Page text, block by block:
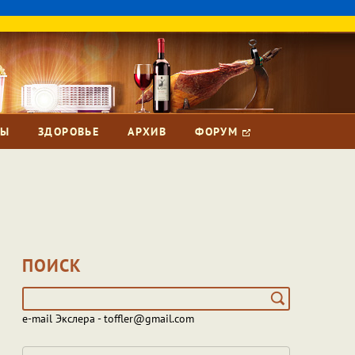
ЗДОРОВЬЕ АРХИВ ФОРУМ
ПОИСК
e-mail Экслера - toffler@gmail.com